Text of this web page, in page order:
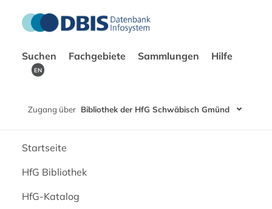
Suchen Fachgebiete Sammlungen Hilfe
EN
Zugang über Bibliothek der HfG Schwäbisch Gmünd
Startseite
HfG Bibliothek
HfG-Katalog